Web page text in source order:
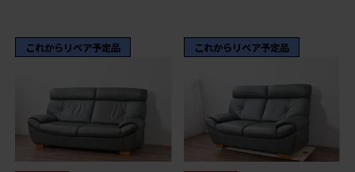
これからリペア予定品 これからリペア予定品